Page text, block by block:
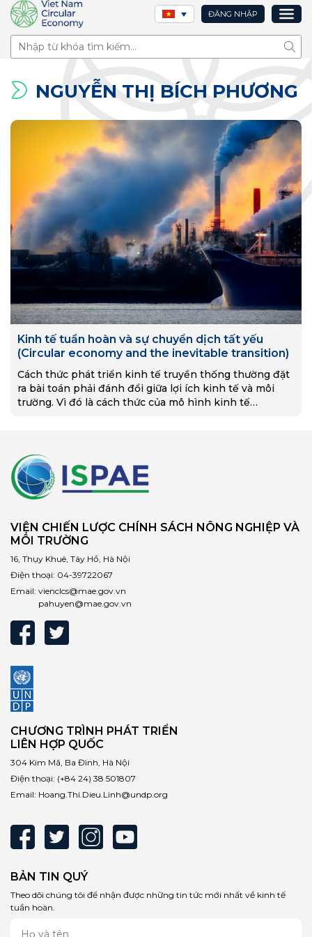
ĐĂNG NHẬP
Tìm
NGUYỄN THỊ BÍCH PHƯƠNG
Kinh tế tuần hoàn và sự chuyển dịch tất yếu
(Circular economy and the inevitable transition)
Cách thức phát triển kinh tế truyền thống thường đặt
ra bài toán phải đánh đổi giữa lợi ích kinh tế và môi
trường. Vì đó là cách thức của mô hình kinh tế…
VIỆN CHIẾN LƯỢC CHÍNH SÁCH NÔNG NGHIỆP VÀ
MÔI TRƯỜNG
16, Thụy Khuê, Tây Hồ, Hà Nội
Điện thoại: 04-39722067
Email: vienclcs@mae.gov.vn
pahuyen@mae.gov.vn
CHƯƠNG TRÌNH PHÁT TRIỂN
LIÊN HỢP QUỐC
304 Kim Mã, Ba Đình, Hà Nội
Điện thoại: (+84 24) 38 501807
Email: Hoang.Thi.Dieu.Linh@undp.org
BẢN TIN QUÝ
Theo dõi chúng tôi để nhận được những tin tức mới nhất về kinh tế
tuần hoàn.